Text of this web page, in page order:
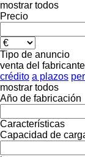
mostrar todos
Precio
Tipo de anuncio
venta del fabricante
crédito a plazos
mostrar todos
Año de fabricación
Características
Capacidad de